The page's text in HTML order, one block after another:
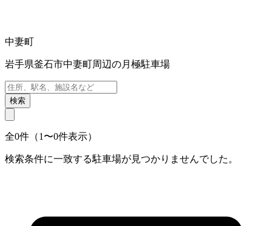
中妻町
岩手県釜石市中妻町周辺の月極駐車場
検索
全0件（1〜0件表示）
検索条件に一致する駐車場が見つかりませんでした。